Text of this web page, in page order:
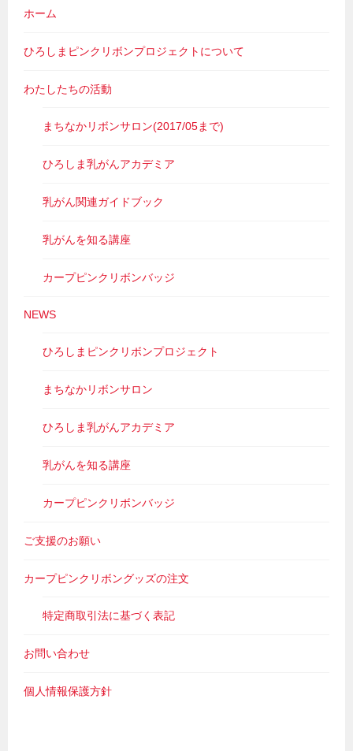
ホーム
ひろしまピンクリボンプロジェクトについて
わたしたちの活動
まちなかリボンサロン(2017/05まで)
ひろしま乳がんアカデミア
乳がん関連ガイドブック
乳がんを知る講座
カープピンクリボンバッジ
NEWS
ひろしまピンクリボンプロジェクト
まちなかリボンサロン
ひろしま乳がんアカデミア
乳がんを知る講座
カープピンクリボンバッジ
ご支援のお願い
カープピンクリボングッズの注文
特定商取引法に基づく表記
お問い合わせ
個人情報保護方針